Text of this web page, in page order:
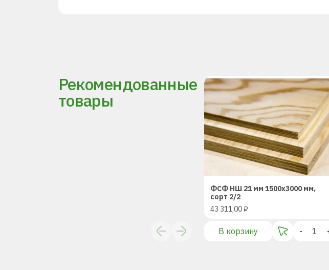
Рекомендованные
товары
ФСФ НШ 21 мм 1500х3000 мм,
сорт 2/2
43 311,00₽
В корзину -